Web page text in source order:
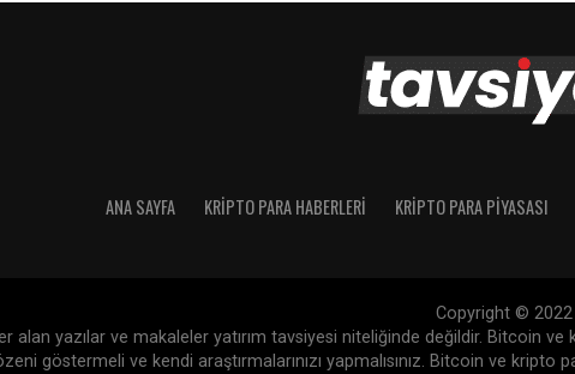
ANA SAYFA KRIPTO PARA HABERLERI KRIPTO PARA PIYASASI
Copyright © 2022
alan yazılar ve makaleler yatırım tavsiyesi niteliğinde değildir. Bitcoin
göstermeli ve kendi araştırmalarınızı yapmalısınız. Bitcoin ve kripto